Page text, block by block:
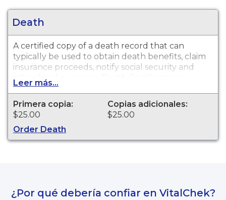
Death
A certified copy of a death record that can
typically be used to obtain death benefits, claim
insurance proceeds, notify social security and
other legal purposes. Death Certificates are
available for events that occurred in Seneca
County from 1909 to present.
Leer más...
Primera copia:
$25.00
Copias adicionales:
$25.00
Order Death
¿Por qué debería confiar en VitalChek?